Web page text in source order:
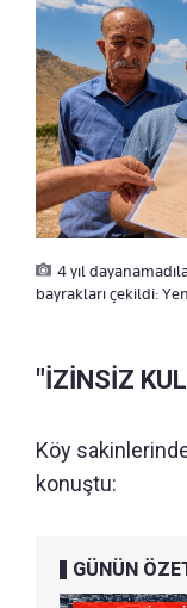
4 yıl
bayrakları çekildi:
"İZİNSİZ
Köy
konuştu:
GÜNÜN